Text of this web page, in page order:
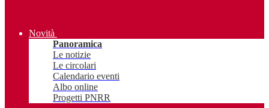
Novità
Panoramica
Le notizie
Le circolari
Calendario eventi
Albo online
Progetti PNRR